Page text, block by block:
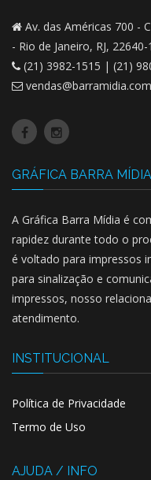
Av. das Américas 700 -
- Rio de Janeiro, RJ, 22640-
(21) 3982-1515 | (21)
GRÁFICA BARRA MÍDIA
A Gráfica Barra Mídia é
rapidez durante todo o
é voltado para impressos
para sinalização e
impressos, nosso
atendimento.
INSTITUCIONAL
Política de Privacidade
Termo de Uso
AJUDA / INFO